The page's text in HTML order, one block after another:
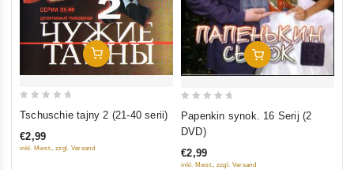
In Den Warenkorb
of
Tschuschie tajny 2 (21-40 serii)
€2,99
inkl. Mwst., zzgl. Versand
In Den Warenkorb
out
5
Papenkin synok. 16 Serij (2
DVD)
€2,99
inkl. Mwst., zzgl. Versand